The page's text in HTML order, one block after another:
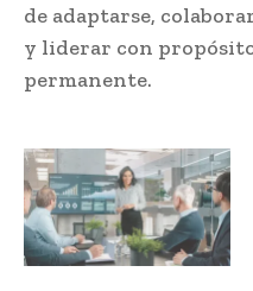
de adaptarse,
y liderar con
permanente.